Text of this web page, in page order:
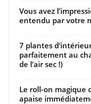
Vous avez
entendu par votre
7 plantes
parfaitement au
de l’air sec !)
Le roll-on magique
apaise